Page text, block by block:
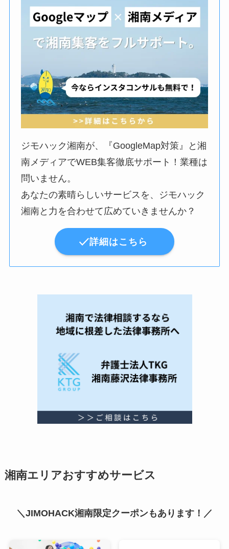
ジモハック湘南が、『GoogleMap対策』と湘
南メディアでWEB集客徹底サポート！業種は
問いません。
あなたの素晴らしいサービスを、ジモハック
湘南と力を合わせて広めていきませんか？
詳細はこちら
湘南エリアおすすめサービス
＼JIMOHACK湘南限定クーポンもあります！／